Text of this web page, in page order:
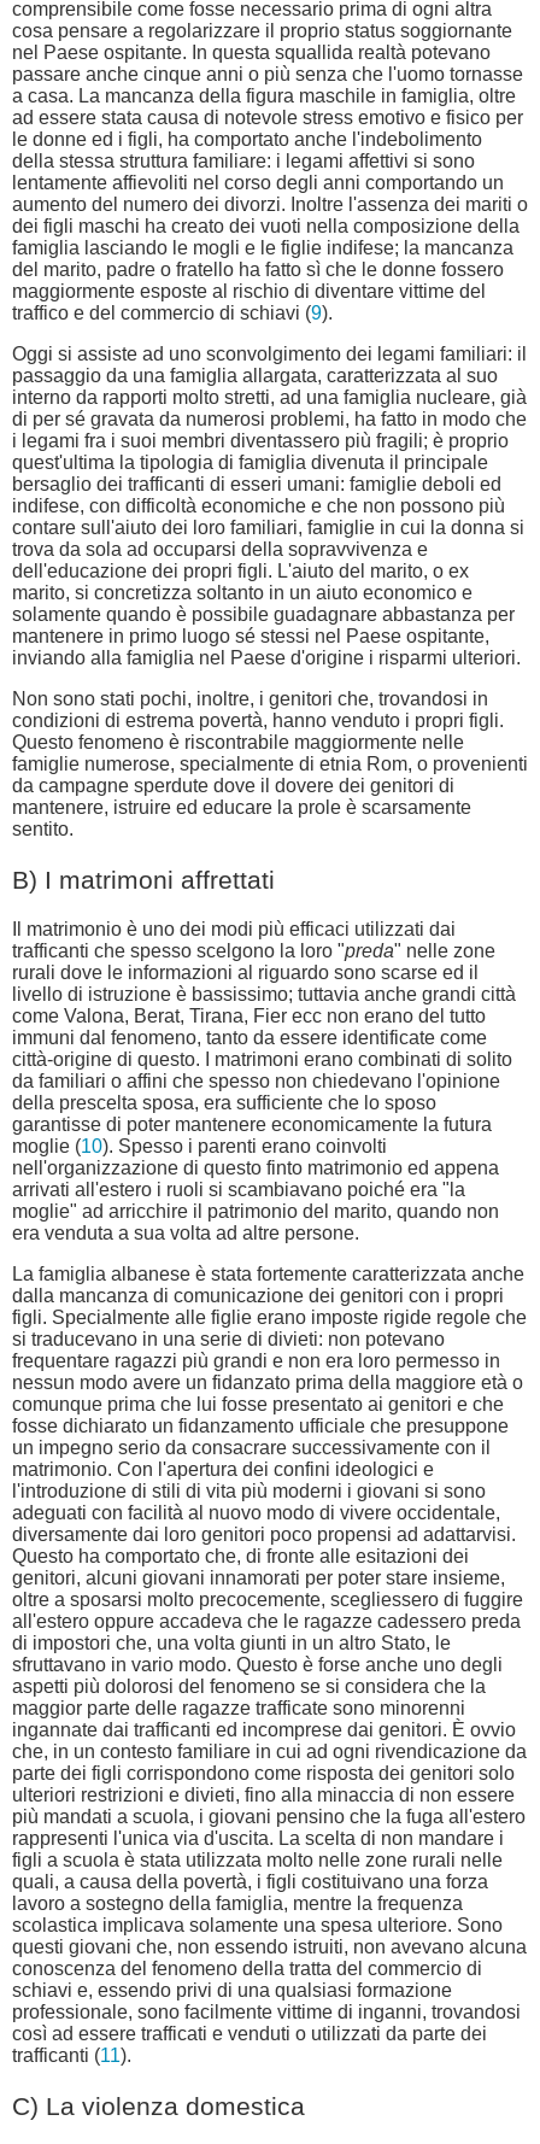
comprensibile come fosse necessario prima di ogni altra
cosa pensare a regolarizzare il proprio status soggiornante
nel Paese ospitante. In questa squallida realtà potevano
passare anche cinque anni o più senza che l'uomo tornasse
a casa. La mancanza della figura maschile in famiglia, oltre
ad essere stata causa di notevole stress emotivo e fisico per
le donne ed i figli, ha comportato anche l'indebolimento
della stessa struttura familiare: i legami affettivi si sono
lentamente affievoliti nel corso degli anni comportando un
aumento del numero dei divorzi. Inoltre l'assenza dei mariti o
dei figli maschi ha creato dei vuoti nella composizione della
famiglia lasciando le mogli e le figlie indifese; la mancanza
del marito, padre o fratello ha fatto sì che le donne fossero
maggiormente esposte al rischio di diventare vittime del
traffico e del commercio di schiavi (9).
Oggi si assiste ad uno sconvolgimento dei legami familiari: il
passaggio da una famiglia allargata, caratterizzata al suo
interno da rapporti molto stretti, ad una famiglia nucleare, già
di per sé gravata da numerosi problemi, ha fatto in modo che
i legami fra i suoi membri diventassero più fragili; è proprio
quest'ultima la tipologia di famiglia divenuta il principale
bersaglio dei trafficanti di esseri umani: famiglie deboli ed
indifese, con difficoltà economiche e che non possono più
contare sull'aiuto dei loro familiari, famiglie in cui la donna si
trova da sola ad occuparsi della sopravvivenza e
dell'educazione dei propri figli. L'aiuto del marito, o ex
marito, si concretizza soltanto in un aiuto economico e
solamente quando è possibile guadagnare abbastanza per
mantenere in primo luogo sé stessi nel Paese ospitante,
inviando alla famiglia nel Paese d'origine i risparmi ulteriori.
Non sono stati pochi, inoltre, i genitori che, trovandosi in
condizioni di estrema povertà, hanno venduto i propri figli.
Questo fenomeno è riscontrabile maggiormente nelle
famiglie numerose, specialmente di etnia Rom, o provenienti
da campagne sperdute dove il dovere dei genitori di
mantenere, istruire ed educare la prole è scarsamente
sentito.
B) I matrimoni affrettati
Il matrimonio è uno dei modi più efficaci utilizzati dai
trafficanti che spesso scelgono la loro "preda" nelle zone
rurali dove le informazioni al riguardo sono scarse ed il
livello di istruzione è bassissimo; tuttavia anche grandi città
come Valona, Berat, Tirana, Fier ecc non erano del tutto
immuni dal fenomeno, tanto da essere identificate come
città-origine di questo. I matrimoni erano combinati di solito
da familiari o affini che spesso non chiedevano l'opinione
della prescelta sposa, era sufficiente che lo sposo
garantisse di poter mantenere economicamente la futura
moglie (10). Spesso i parenti erano coinvolti
nell'organizzazione di questo finto matrimonio ed appena
arrivati all'estero i ruoli si scambiavano poiché era "la
moglie" ad arricchire il patrimonio del marito, quando non
era venduta a sua volta ad altre persone.
La famiglia albanese è stata fortemente caratterizzata anche
dalla mancanza di comunicazione dei genitori con i propri
figli. Specialmente alle figlie erano imposte rigide regole che
si traducevano in una serie di divieti: non potevano
frequentare ragazzi più grandi e non era loro permesso in
nessun modo avere un fidanzato prima della maggiore età o
comunque prima che lui fosse presentato ai genitori e che
fosse dichiarato un fidanzamento ufficiale che presuppone
un impegno serio da consacrare successivamente con il
matrimonio. Con l'apertura dei confini ideologici e
l'introduzione di stili di vita più moderni i giovani si sono
adeguati con facilità al nuovo modo di vivere occidentale,
diversamente dai loro genitori poco propensi ad adattarvisi.
Questo ha comportato che, di fronte alle esitazioni dei
genitori, alcuni giovani innamorati per poter stare insieme,
oltre a sposarsi molto precocemente, scegliessero di fuggire
all'estero oppure accadeva che le ragazze cadessero preda
di impostori che, una volta giunti in un altro Stato, le
sfruttavano in vario modo. Questo è forse anche uno degli
aspetti più dolorosi del fenomeno se si considera che la
maggior parte delle ragazze trafficate sono minorenni
ingannate dai trafficanti ed incomprese dai genitori. È ovvio
che, in un contesto familiare in cui ad ogni rivendicazione da
parte dei figli corrispondono come risposta dei genitori solo
ulteriori restrizioni e divieti, fino alla minaccia di non essere
più mandati a scuola, i giovani pensino che la fuga all'estero
rappresenti l'unica via d'uscita. La scelta di non mandare i
figli a scuola è stata utilizzata molto nelle zone rurali nelle
quali, a causa della povertà, i figli costituivano una forza
lavoro a sostegno della famiglia, mentre la frequenza
scolastica implicava solamente una spesa ulteriore. Sono
questi giovani che, non essendo istruiti, non avevano alcuna
conoscenza del fenomeno della tratta del commercio di
schiavi e, essendo privi di una qualsiasi formazione
professionale, sono facilmente vittime di inganni, trovandosi
così ad essere trafficati e venduti o utilizzati da parte dei
trafficanti (11).
C) La violenza domestica